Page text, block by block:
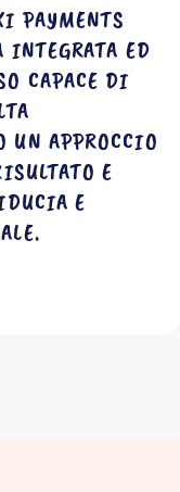
PAYMENTS
ED
CAPACE DI
UN APPROCCIO
E
E